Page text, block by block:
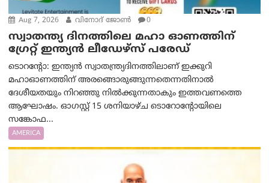
Aug 7, 2026 വിനോദ് ജോൺ 0
സ്വാതന്ത്യ ദിനത്തിലെ മഹാ ഓണത്തിന്
ഗ്രേറ്റ് ഇന്ത്യൻ ലീഡേഴ്സ് പരേഡ്
ടൊറന്റോ: ഇന്ത്യൻ സ്വാതന്ത്ര്യദിനത്തിലാണ് ഇക്കുറി
മഹാഓണത്തിന് അരങ്ങൊരുങ്ങുന്നതെന്നതിനാൽ
ദേശീയതയും നിറഞ്ഞു നിൽക്കുന്നതാകും ഇത്തവണത്തെ
ആഘോഷം. ഓഗസ്റ്റ് 15 ശനിയാഴ്ച ടൊറോന്റോയിലെ
സങ്കോഫ...
AMERICA